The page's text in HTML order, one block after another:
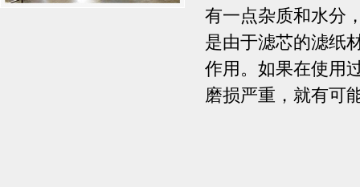
有一点杂质和水分
是由于滤芯的滤纸
作用。如果在使用
磨损严重，就有可